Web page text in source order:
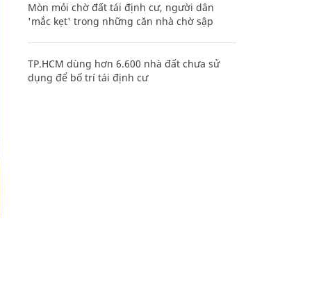
Mòn mỏi chờ đất tái định cư, người dân
'mắc kẹt' trong những căn nhà chờ sập
TP.HCM dùng hơn 6.600 nhà đất chưa sử
dụng để bố trí tái định cư